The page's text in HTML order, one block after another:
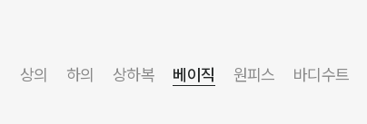
상의 하의 상하복 베이직 원피스 바디수트